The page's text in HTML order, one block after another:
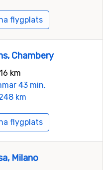
flygplats
Chambery
km
43 min,
km
flygplats
Milano